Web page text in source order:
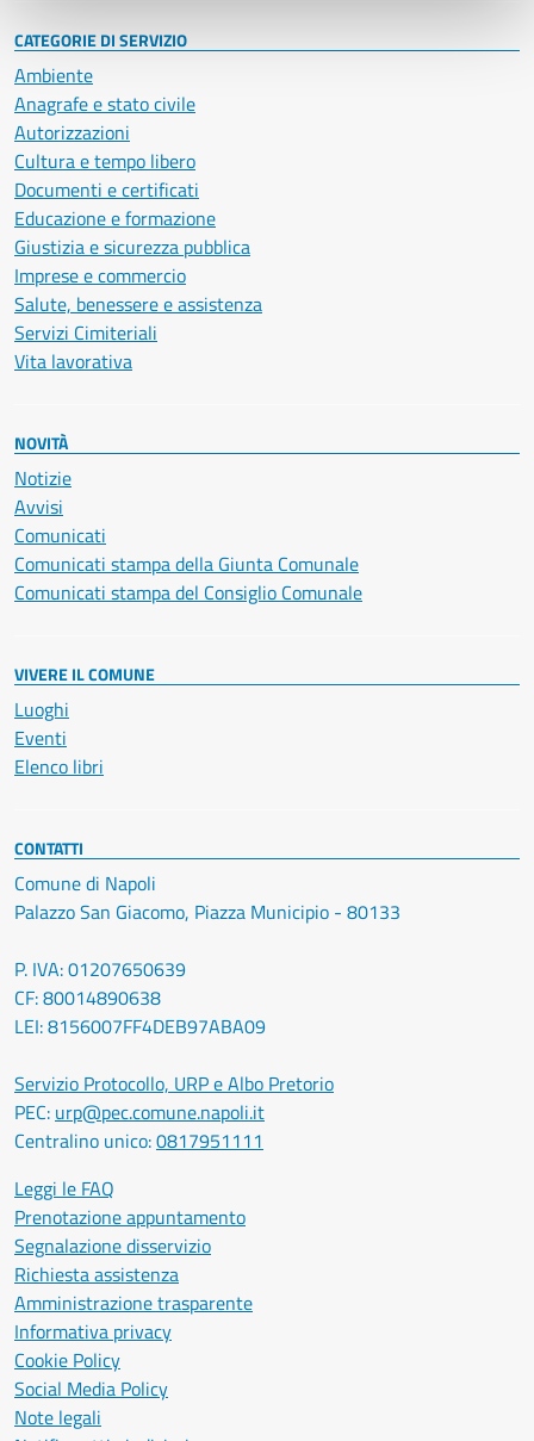
CATEGORIE DI SERVIZIO
Ambiente
Anagrafe e stato civile
Autorizzazioni
Cultura e tempo libero
Documenti e certificati
Educazione e formazione
Giustizia e sicurezza pubblica
Imprese e commercio
Salute, benessere e assistenza
Servizi Cimiteriali
Vita lavorativa
NOVITÀ
Notizie
Avvisi
Comunicati
Comunicati stampa della Giunta Comunale
Comunicati stampa del Consiglio Comunale
VIVERE IL COMUNE
Luoghi
Eventi
Elenco libri
CONTATTI
Comune di Napoli
Palazzo San Giacomo, Piazza Municipio - 80133
P. IVA: 01207650639
CF: 80014890638
LEI: 8156007FF4DEB97ABA09
Servizio Protocollo, URP e Albo Pretorio
PEC: urp@pec.comune.napoli.it
Centralino unico:0817951111
Leggi le FAQ
Prenotazione appuntamento
Segnalazione disservizio
Richiesta assistenza
Amministrazione trasparente
Informativa privacy
Cookie Policy
Social Media Policy
Note legali